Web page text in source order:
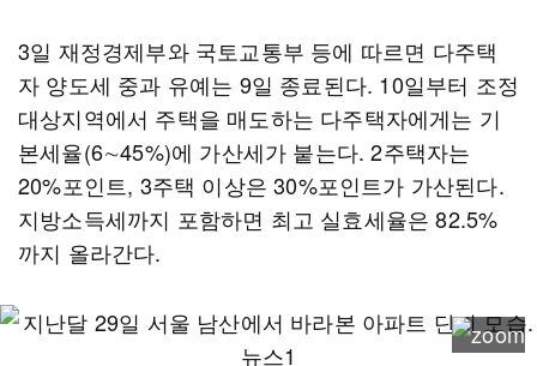
3일 재정경제부와 국토교통부 등에 따르면 다주택
자 양도세 중과 유예는 9일 종료된다. 10일부터 조정
대상지역에서 주택을 매도하는 다주택자에게는 기
본세율(6∼45%)에 가산세가 붙는다. 2주택자는
20%포인트, 3주택 이상은 30%포인트가 가산된다.
지방소득세까지 포함하면 최고 실효세율은 82.5%
까지 올라간다.